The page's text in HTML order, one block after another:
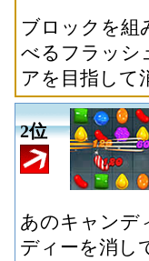
ブロックを組
べるフラッシ
アを目指して
2位
あのキャンデ
ディーを消し